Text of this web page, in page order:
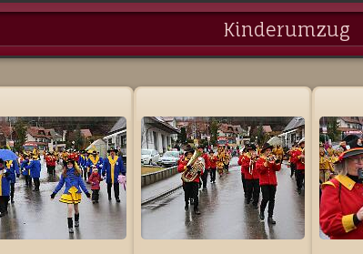
Kinderumzug